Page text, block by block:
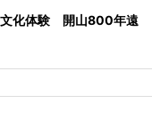
文化体験 開山800年遠